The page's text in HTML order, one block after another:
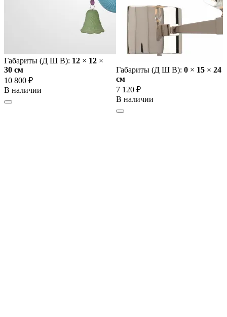
Габариты (Д Ш В): 12 × 12 ×
30 cм
10 800 ₽
В наличии
Габариты (Д Ш В): 0 × 15 × 24
cм
7 120 ₽
В наличии